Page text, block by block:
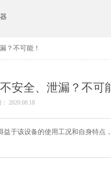
？不可能！
安全、泄漏？不可
2020.08.18
于该设备的使用工况和自身特点